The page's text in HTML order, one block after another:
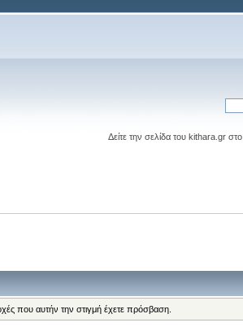
Δείτε την σελίδα του kithara.gr στο
που αυτήν την στιγμή έχετε πρόσβαση.